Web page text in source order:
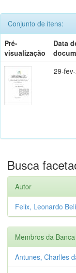
Conjunto de itens:
Pré-
visualização
Data
29-
Busca
Autor
Felix, Leonardo
Membros da Banca
Antunes, Charlles